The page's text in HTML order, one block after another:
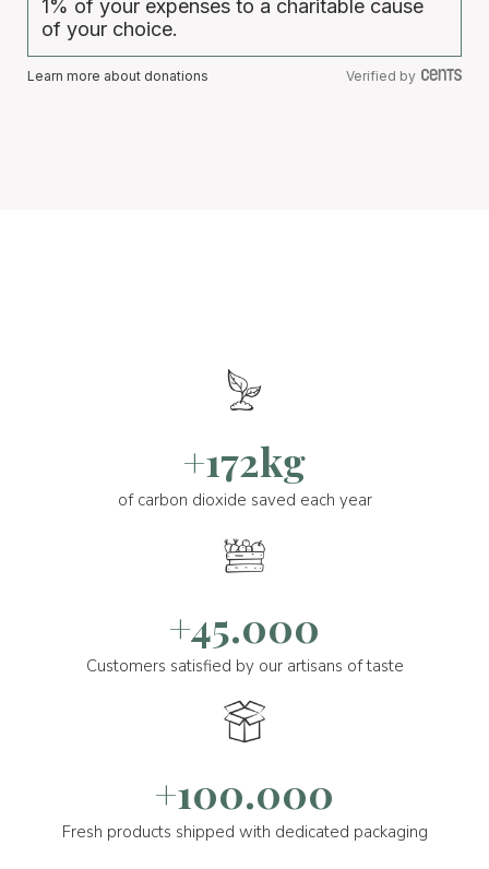
1% of your expenses to a charitable cause
of your choice.
Learn more about donations Verified by
+172kg
of carbon dioxide saved each year
+45.000
Customers satisfied by our artisans of taste
+100.000
Fresh products shipped with dedicated packaging